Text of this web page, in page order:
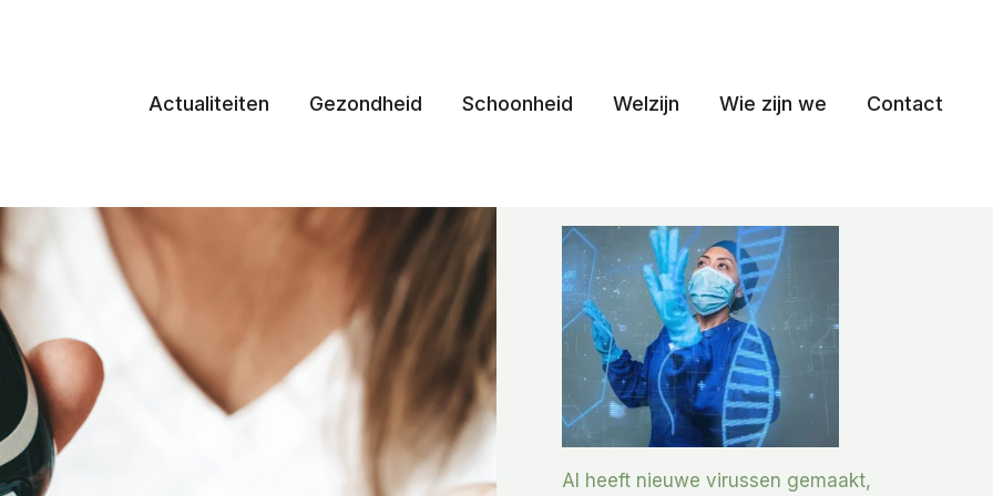
Actualiteiten Gezondheid Schoonheid Welzijn Wie zijn we Contact
AI heeft nieuwe virussen gemaakt,